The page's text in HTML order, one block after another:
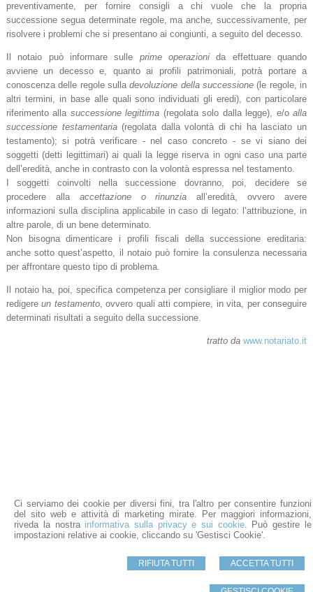
Ci serviamo dei cookie per diversi fini, tra l'altro per consentire funzioni
del sito web e attività di marketing mirate. Per maggiori informazioni,
riveda la nostra informativa sulla privacy e sui cookie. Può gestire le
impostazioni relative ai cookie, cliccando su 'Gestisci Cookie'.
ACCETTA TUTTI
RIFIUTA TUTTI
preventivamente, per fornire consigli a chi vuole che la propria
successione segua determinate regole, ma anche, successivamente, per
risolvere i problemi che si presentano ai congiunti, a seguito del decesso.
Il notaio può informare sulle prime operazioni da effettuare quando
avviene un decesso e, quanto ai profili patrimoniali, potrà portare a
conoscenza delle regole sulladevoluzione della successione (le regole, in
altri termini, in base alle quali sono individuati gli eredi), con particolare
riferimento alla successione legittima (regolata solo dalla legge), e/oalla
successione testamentaria(regolata dalla volontà di chi ha lasciato un
testamento); si potrà verificare - nel caso concreto - se vi siano dei
soggetti (detti legittimari) ai quali la legge riserva in ogni caso una parte
dell’eredità, anche in contrasto con la volontà espressa nel testamento.
I soggetti coinvolti nella successione dovranno, poi, decidere se
procedere alla accettazione o rinunzia all’eredità, ovvero avere
informazioni sulla disciplina applicabile in caso di legato: l’attribuzione, in
altre parole, di un bene determinato.
Non bisogna dimenticare i profili fiscali della successione ereditaria:
anche sotto quest’aspetto, il notaio può fornire la consulenza necessaria
per affrontare questo tipo di problema.
Il notaio ha, poi, specifica competenza per consigliare il miglior modo per
redigereun testamento, ovvero quali atti compiere, in vita, per conseguire
determinati risultati a seguito della successione.
tratto dawww.notariato.it
Studio Notarile Chiantera
Sede: Via Toledo, 306 - Napoli -80132 Napoli (Na)
Tel: 081-401711 / 081-403075 Fax: 081/19722858
Recapito:Via Tommaso Pollice, 21 - 80078 Pozzuoli (Na)
-segreteria@notaiochiantera.it
© 2026 Copyright Studio Notarile Chiantera. Tutti i diritti riservati | P.IVA 08127841214